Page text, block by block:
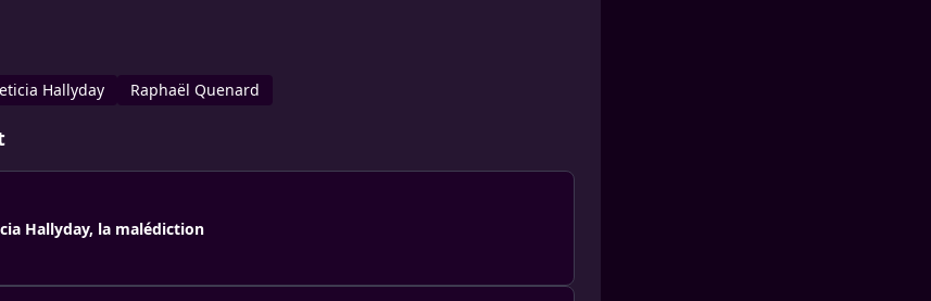
Hallyday Raphaël Quenard
Hallyday, la malédiction